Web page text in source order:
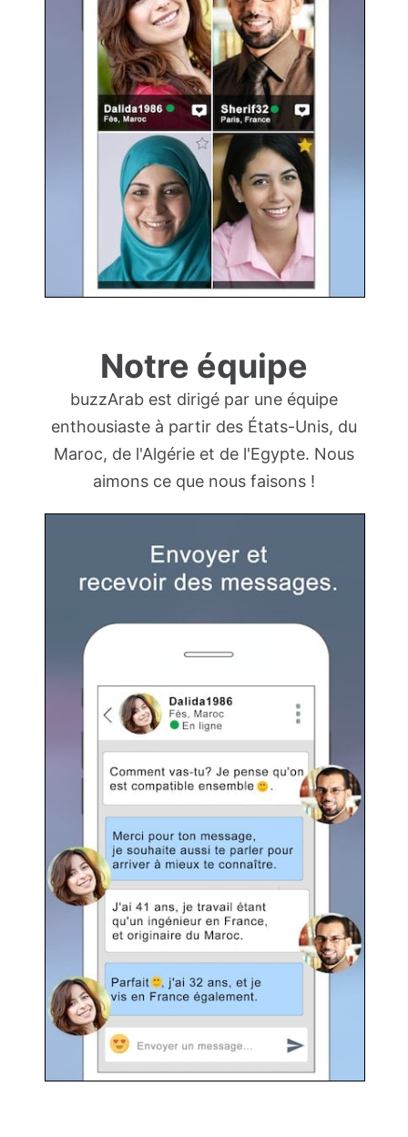
Notre équipe
buzzArab est dirigé par une équipe
enthousiaste à partir des États-Unis, du
Maroc, de l'Algérie et de l'Egypte. Nous
aimons ce que nous faisons !